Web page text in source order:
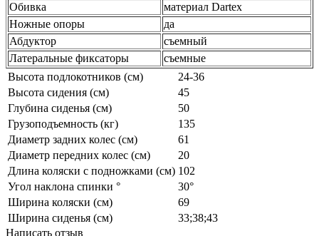
Обивка
материал Dartex
Ножные опоры
да
Абдуктор
съемный
Латеральные фиксаторы
съемные
Высота подлокотников (см)
24-36
Высота сидения (см)
45
Глубина сиденья (см)
50
Грузоподъемность (кг)
135
Диаметр задних колес (см)
61
Диаметр передних колес (см)
20
Длина коляски с подножками (см) 102
Угол наклона спинки °
30°
Ширина коляски (см)
69
Ширина сиденья (см)
33;38;43
Написать отзыв